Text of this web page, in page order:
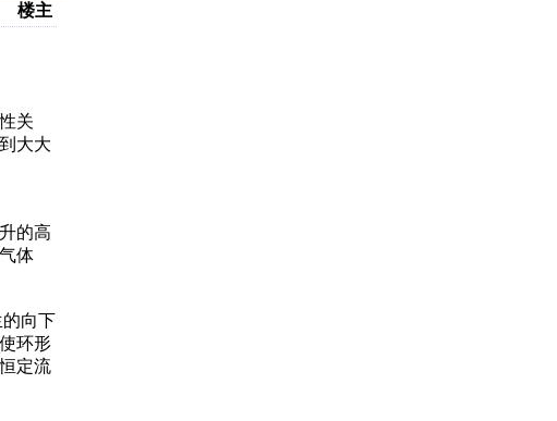
楼主
关
大大
的高
体
向下
环形
定流